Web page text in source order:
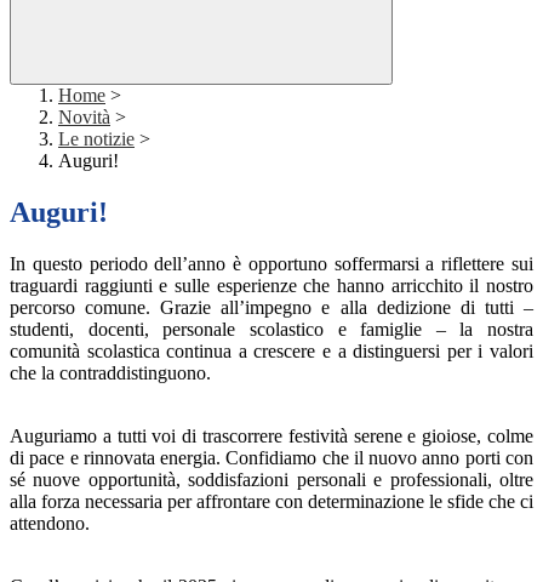
Home >
Novità >
Le notizie >
Auguri!
Auguri!
In questo periodo dell’anno è opportuno soffermarsi a riflettere sui
traguardi raggiunti e sulle esperienze che hanno arricchito il nostro
percorso comune. Grazie all’impegno e alla dedizione di tutti –
studenti, docenti, personale scolastico e famiglie – la nostra
comunità scolastica continua a crescere e a distinguersi per i valori
che la contraddistinguono.
Auguriamo a tutti voi di trascorrere festività serene e gioiose, colme
di pace e rinnovata energia. Confidiamo che il nuovo anno porti con
sé nuove opportunità, soddisfazioni personali e professionali, oltre
alla forza necessaria per affrontare con determinazione le sfide che ci
attendono.